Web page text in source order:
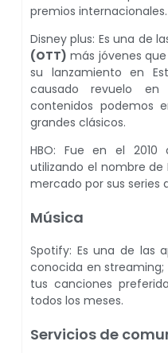
premios internacionales.
Disney plus: Es una de
(OTT) más jóvenes
su lanzamiento en
causado revuelo
contenidos podemos
grandes clásicos.
HBO: Fue en el 2010
utilizando el nombre de
mercado por sus series
Música
Spotify: Es una de las
conocida en
tus canciones
todos los meses.
Servicios de